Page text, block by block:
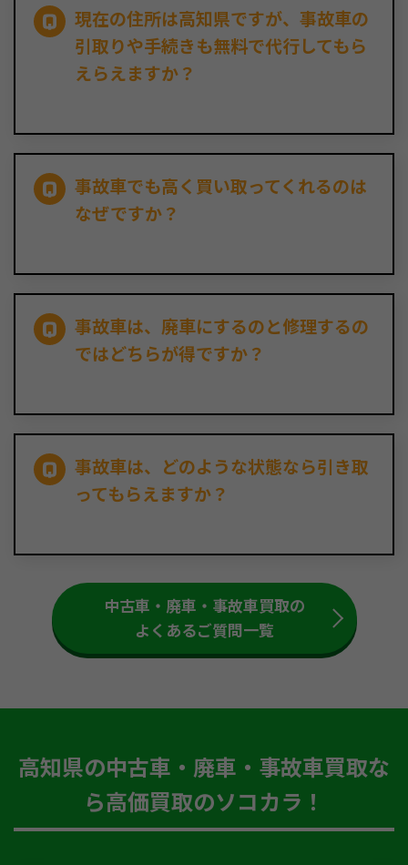
現在の住所は高知県ですが、事故車の
引取りや手続きも無料で代行してもら
えらえますか？
事故車でも高く買い取ってくれるのは
なぜですか？
事故車は、廃車にするのと修理するの
ではどちらが得ですか？
事故車は、どのような状態なら引き取
ってもらえますか？
中古車・廃車・事故車買取の
よくあるご質問一覧
高知県の中古車・廃車・事故車買取な
ら高価買取のソコカラ！